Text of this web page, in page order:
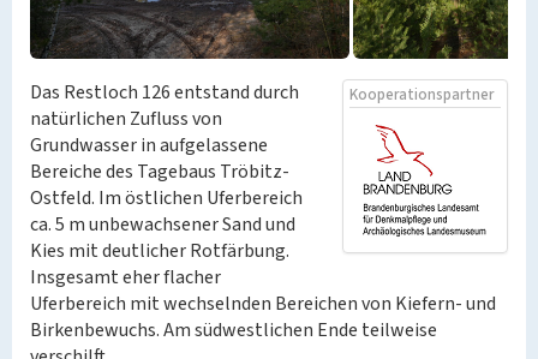
Kooperationspartner
Das Restloch 126 entstand durch
natürlichen Zufluss von
Grundwasser in aufgelassene
Bereiche des Tagebaus Tröbitz-
Ostfeld. Im östlichen Uferbereich
ca. 5 m unbewachsener Sand und
Kies mit deutlicher Rotfärbung.
Insgesamt eher flacher
Uferbereich mit wechselnden Bereichen von Kiefern- und
Birkenbewuchs. Am südwestlichen Ende teilweise